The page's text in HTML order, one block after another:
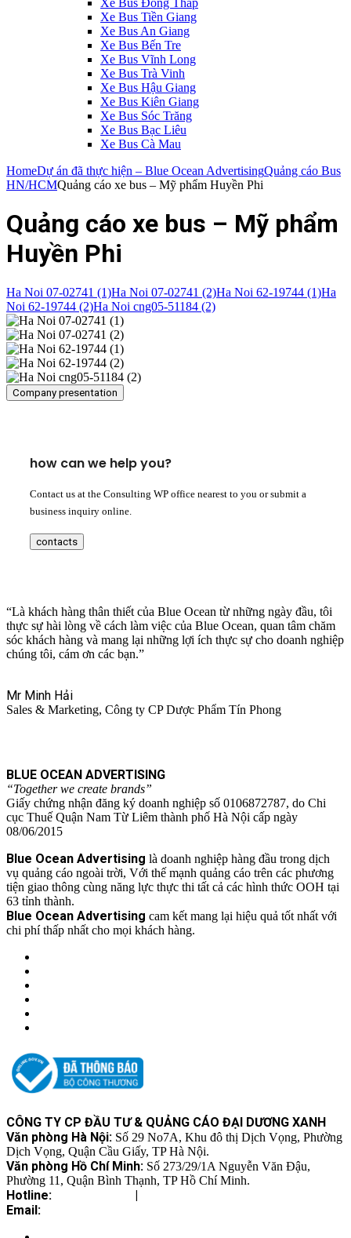
Xe Bus Đồng Tháp
Xe Bus Tiền Giang
Xe Bus An Giang
Xe Bus Bến Tre
Xe Bus Vĩnh Long
Xe Bus Trà Vinh
Xe Bus Hậu Giang
Xe Bus Kiên Giang
Xe Bus Sóc Trăng
Xe Bus Bạc Liêu
Xe Bus Cà Mau
HomeDự án đã thực hiện – Blue Ocean AdvertisingQuảng cáo Bus
HN/HCMQuảng cáo xe bus – Mỹ phẩm Huyền Phi
Quảng cáo xe bus – Mỹ phẩm
Huyền Phi
Ha Noi 07-02741 (1)Ha Noi 07-02741 (2)Ha Noi 62-19744 (1)Ha
Noi 62-19744 (2)Ha Noi cng05-51184 (2)
Company presentation
how can we help you?
Contact us at the Consulting WP office nearest to you or submit a
business inquiry online.
contacts
“Là khách hàng thân thiết của Blue Ocean từ những ngày đầu, tôi
thực sự hài lòng về cách làm việc của Blue Ocean, quan tâm chăm
sóc khách hàng và mang lại những lợi ích thực sự cho doanh nghiệp
chúng tôi, cám ơn các bạn.”
Mr Minh Hải
Sales & Marketing, Công ty CP Dược Phẩm Tín Phong
BLUE OCEAN ADVERTISING
“Together we create brands”
Giấy chứng nhận đăng ký doanh nghiệp số 0106872787, do Chi
cục Thuế Quận Nam Từ Liêm thành phố Hà Nội cấp ngày
08/06/2015
Blue Ocean Advertising là doanh nghiệp hàng đầu trong dịch
vụ quảng cáo ngoài trời, Với thế mạnh quảng cáo trên các phương
tiện giao thông cùng năng lực thực thi tất cả các hình thức OOH tại
63 tỉnh thành.
Blue Ocean Advertising cam kết mang lại hiệu quả tốt nhất với
chi phí thấp nhất cho mọi khách hàng.
CÔNG TY CP ĐẦU TƯ & QUẢNG CÁO ĐẠI DƯƠNG XANH
Văn phòng Hà Nội: Số 29 No7A, Khu đô thị Dịch Vọng, Phường
Dịch Vọng, Quận Cầu Giấy, TP Hà Nội.
Văn phòng Hồ Chí Minh: Số 273/29/1A Nguyễn Văn Đậu,
Phường 11, Quận Bình Thạnh, TP Hồ Chí Minh.
Hotline:
Email: